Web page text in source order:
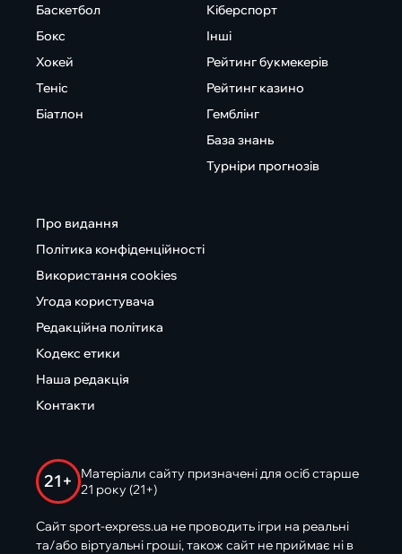
Баскетбол
Бокс
Хокей
Теніс
Біатлон
Кіберспорт
Інші
Рейтинг букмекерів
Рейтинг казино
Гемблінг
База знань
Турніри прогнозів
Про видання
Політика конфіденційності
Використання cookies
Угода користувача
Редакційна політика
Кодекс етики
Наша редакція
Контакти
21+
Матеріали сайту призначені для осіб старше
21 року (21+)
Сайт sport-express.ua не проводить ігри на реальні
та/або віртуальні гроші, також сайт не приймає ні в